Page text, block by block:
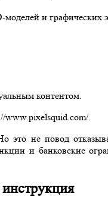
моделей и
контентом.
www.pixelsquid.com/.
это не повод
и банковские